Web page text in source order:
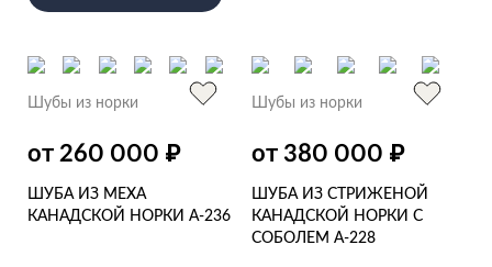
Шубы из норки
от 260 000 ₽
ШУБА ИЗ МЕХА
КАНАДСКОЙ НОРКИ А-236
Шубы из норки
от 380 000 ₽
ШУБА ИЗ СТРИЖЕНОЙ
КАНАДСКОЙ НОРКИ С
СОБОЛЕМ А-228